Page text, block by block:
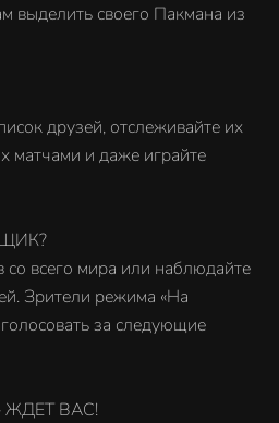
выделить своего Пакмана из
друзей, отслеживайте их
матчами и даже играйте
со всего мира или наблюдайте
Зрители режима «На
за следующие
ЖДЕТ ВАС!